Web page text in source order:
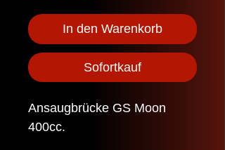
In den Warenkorb
Sofortkauf
Ansaugbrücke GS Moon
400cc.